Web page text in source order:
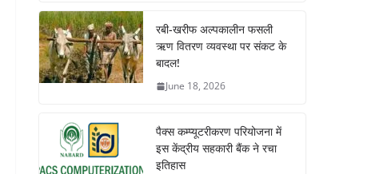
रबी-खरीफ अल्पकालीन फसली
ऋण वितरण व्यवस्था पर संकट के
बादल!
June 18, 2026
पैक्स कम्प्यूटरीकरण परियोजना में
इस केंद्रीय सहकारी बैंक ने रचा
इतिहास